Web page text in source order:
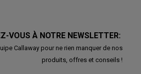
VOUS À NOTRE NEWSLETTER:
Callaway pour ne rien manquer de nos
produits, offres et conseils !